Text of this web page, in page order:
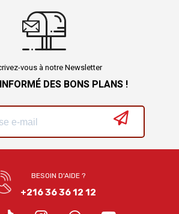
vous à notre Newsletter
DES BONS PLANS !
BESOIN D'AIDE ?
+216 36 36 12 12